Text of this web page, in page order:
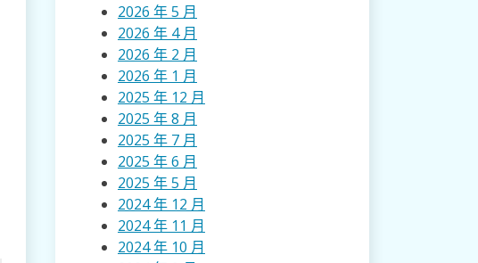
2026 年 5 月
2026 年 4 月
2026 年 2 月
2026 年 1 月
2025 年 12 月
2025 年 8 月
2025 年 7 月
2025 年 6 月
2025 年 5 月
2024 年 12 月
2024 年 11 月
2024 年 10 月